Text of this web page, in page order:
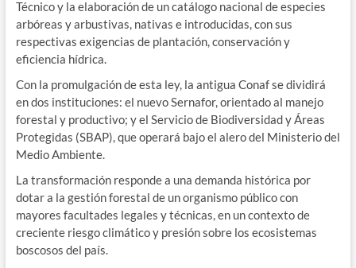
Técnico y la elaboración de un catálogo nacional de especies
arbóreas y arbustivas, nativas e introducidas, con sus
respectivas exigencias de plantación, conservación y
eficiencia hídrica.
Con la promulgación de esta ley, la antigua Conaf se dividirá
en dos instituciones: el nuevo Sernafor, orientado al manejo
forestal y productivo; y el Servicio de Biodiversidad y Áreas
Protegidas (SBAP), que operará bajo el alero del Ministerio del
Medio Ambiente.
La transformación responde a una demanda histórica por
dotar a la gestión forestal de un organismo público con
mayores facultades legales y técnicas, en un contexto de
creciente riesgo climático y presión sobre los ecosistemas
boscosos del país.